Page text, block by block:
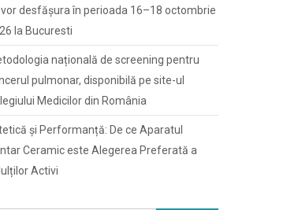
desfășura în perioada 16–18 octombrie
la Bucuresti
națională de screening pentru
pulmonar, disponibilă pe site-ul
Medicilor din România
și Performanță: De ce Aparatul
Ceramic este Alegerea Preferată a
Activi